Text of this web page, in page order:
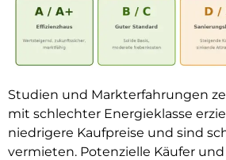
Studien und Markterfahrungen
mit schlechter Energieklasse
niedrigere Kaufpreise und sind
vermieten. Potenzielle Käufer